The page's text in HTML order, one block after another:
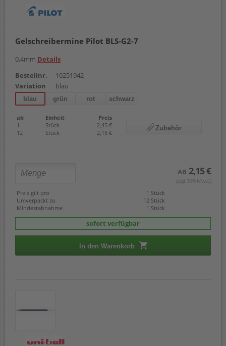
Gelschreibermine Pilot BLS-G2-7
0,4mm Details
Bestellnr.
10251942
Variation
blau
blau grün rot schwarz
ab Einheit
Preis
1
Stück
2,45 €
12
Stück 2,15 €
Zubehör
AB 2,15 €
(zzgl. 19% Mwst.)
Preis gilt pro
1 Stück
Umverpackt zu
12 Stück
Mindestabnahme
1 Stück
sofort verfügbar
In den Warenkorb